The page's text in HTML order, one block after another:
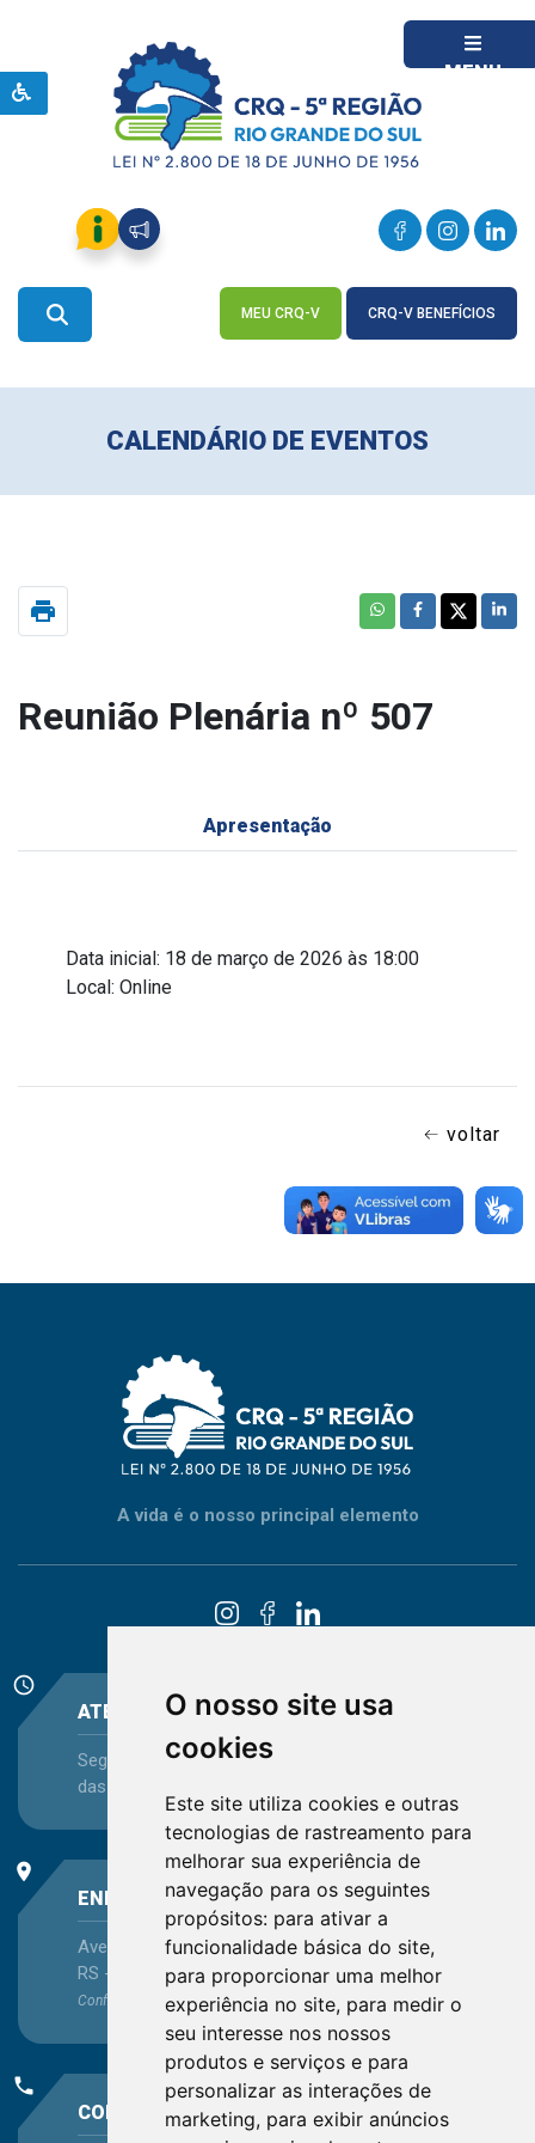
O nosso site usa
cookies
Este site utiliza cookies e outras
tecnologias de rastreamento para
melhorar sua experiência de
navegação para os seguintes
propósitos: para ativar a
funcionalidade básica do site,
para proporcionar uma melhor
experiência no site, para medir o
seu interesse nos nossos
produtos e serviços e para
personalizar as interações de
marketing, para exibir anúncios
MENU
MEU CRQ-V CRQ-V BENEFÍCIOS
CALENDÁRIO DE EVENTOS
print
Reunião Plenária nº 507
Apresentação
Data inicial: 18 de março de 2026 às 18:00
Local: Online
voltar
A vida é o nosso principal elemento
schedule
ATENDIMENTO
Segunda-feira a Sexta-feira - das 08:30 às 12:15 e
das 13:30 às 16:45
place
ENDEREÇO
Avenida Itaqui, 45, Bairro Petrópolis, Porto Alegre -
RS - CEP 90460-140
Confira as demaislocalizações no Estado
phone
CONTATO